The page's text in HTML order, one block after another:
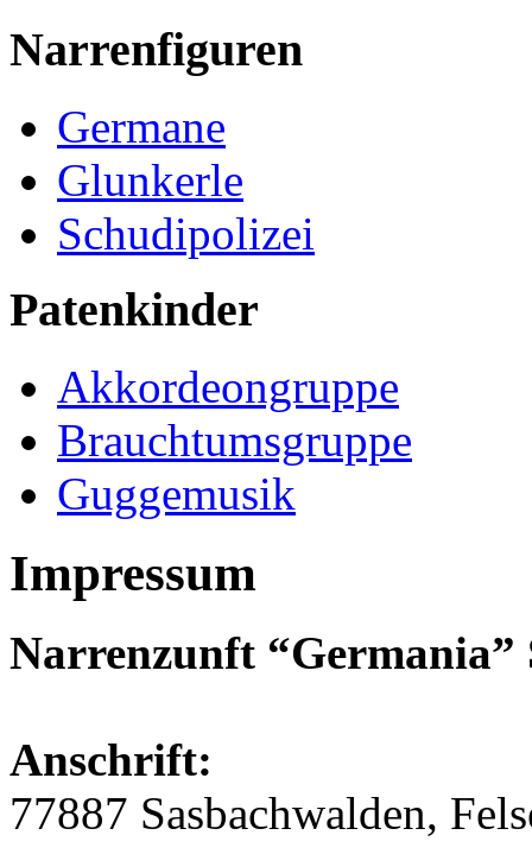
Narrenfiguren
Germane
Glunkerle
Schudipolizei
Patenkinder
Akkordeongruppe
Brauchtumsgruppe
Guggemusik
Impressum
Narrenzunft “Germania”
Anschrift:
77887 Sasbachwalden,